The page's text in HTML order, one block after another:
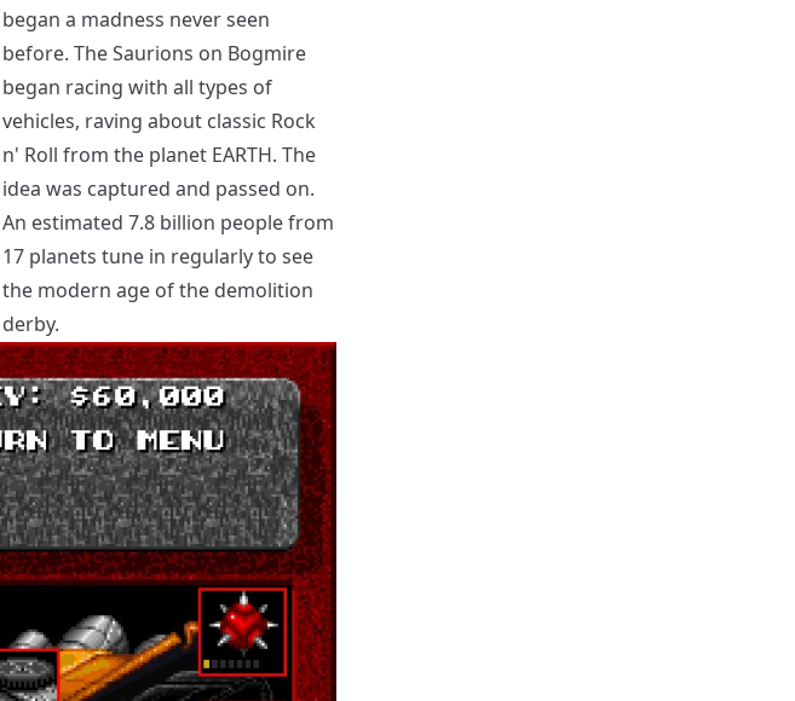
began a madness never seen
before. The Saurions on Bogmire
began racing with all types of
vehicles, raving about classic Rock
n' Roll from the planet EARTH. The
idea was captured and passed on.
An estimated 7.8 billion people from
17 planets tune in regularly to see
the modern age of the demolition
derby.